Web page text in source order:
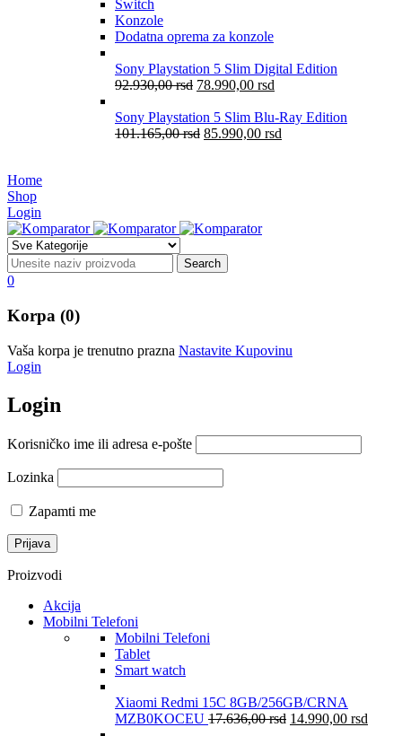
Switch
Konzole
Dodatna oprema za konzole
Sony Playstation 5 Slim Digital Edition
92.930,00rsd 78.990,00 rsd
Sony Playstation 5 Slim Blu-Ray Edition
101.165,00rsd 85.990,00 rsd
Home
Shop
Login
0
Korpa (0)
Vaša korpa je trenutno prazna Nastavite Kupovinu
Login
Login
Korisničko ime ili adresa e-pošte
Lozinka
Zapamti me
Proizvodi
Akcija
Mobilni Telefoni
Mobilni Telefoni
Tablet
Smart watch
Xiaomi Redmi 15C 8GB/256GB/CRNA
MZB0KOCEU 17.636,00rsd 14.990,00 rsd